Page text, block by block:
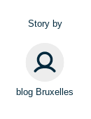
Story by
blog Bruxelles